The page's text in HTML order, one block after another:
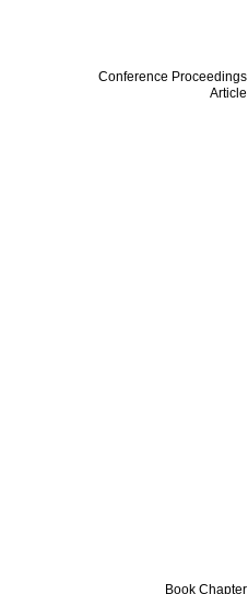
Conference Proceedings
Article
Book Chapter